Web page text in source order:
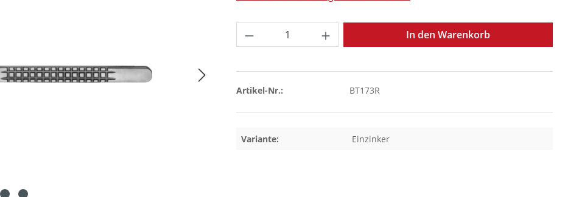
Produkt Anzahl: Gib den gewünschten Wert
In den Warenkorb
Artikel-Nr.: BT173R
Variante: Einzinker